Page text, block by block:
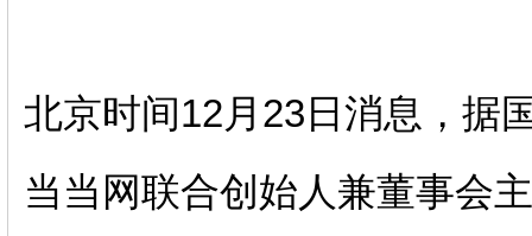
北京时间12月23日消息，据
当当网联合创始人兼董事会